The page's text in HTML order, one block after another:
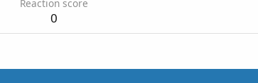
Reaction score
0